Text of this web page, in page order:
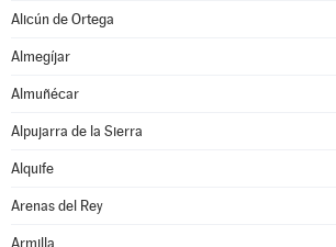
Alicún de Ortega
Almegíjar
Almuñécar
Alpujarra de la Sierra
Alquife
Arenas del Rey
Armilla